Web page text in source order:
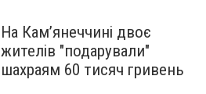
На Камʼянеччині двоє
жителів "подарували"
шахраям 60 тисяч гривень